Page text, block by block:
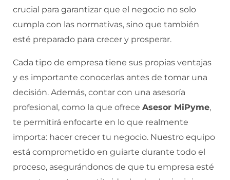
crucial para garantizar que el negocio no solo
cumpla con las normativas, sino que también
esté preparado para crecer y prosperar.
Cada tipo de empresa tiene sus propias ventajas
y es importante conocerlas antes de tomar una
decisión. Además, contar con una asesoría
profesional, como la que ofrece Asesor MiPyme,
te permitirá enfocarte en lo que realmente
importa: hacer crecer tu negocio. Nuestro equipo
está comprometido en guiarte durante todo el
proceso, asegurándonos de que tu empresa esté